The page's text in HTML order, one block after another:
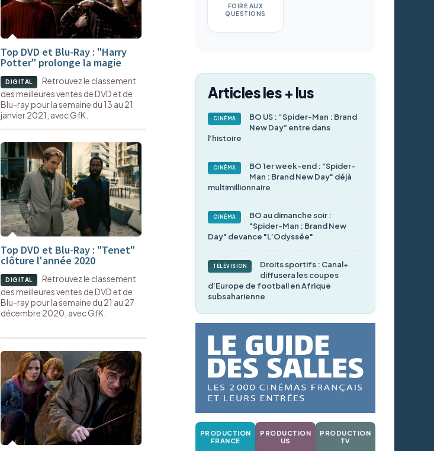
Top DVD et Blu-Ray : "Harry
Potter" prolonge la magie
DIGITAL
Retrouvez le classement
des meilleures ventes de DVD et de
Blu-ray pour la semaine du 13 au 21
janvier 2021, avec GfK.
Top DVD et Blu-Ray : "Tenet"
clôture l'année 2020
DIGITAL
Retrouvez le classement
des meilleures ventes de DVD et de
Blu-ray pour la semaine du 21 au 27
décembre 2020, avec GfK.
FOIRE AUX
QUESTIONS
Articles les + lus
CINÉMA
BO US : “Spider-Man : Brand
New Day” entre dans
l’histoire
CINÉMA
BO 1er week-end : "Spider-
Man : Brand New Day" déjà
multimillionnaire
CINÉMA
BO au dimanche soir :
"Spider-Man : Brand New
Day" devance "L’Odyssée"
TÉLÉVISION
Droits sportifs : Canal+
diffusera les coupes
d’Europe de football en Afrique
subsaharienne
PRODUCTION
FRANCE
PRODUCTION
US
PRODUCTION
TV